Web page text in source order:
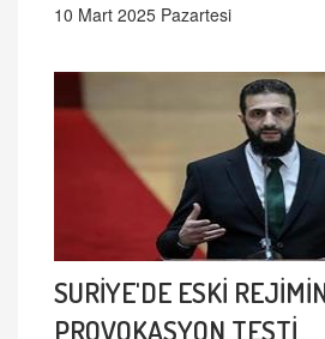
10 Mart 2025 Pazartesi
SURİYE'DE ESKİ
PROVOKASYON TESTİ